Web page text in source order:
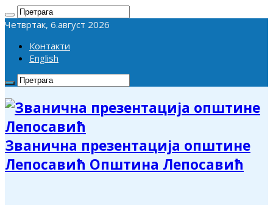
Четвртак, 6.август 2026
Контакти
English
Званична презентација општине
Лепосавић Општина Лепосавић